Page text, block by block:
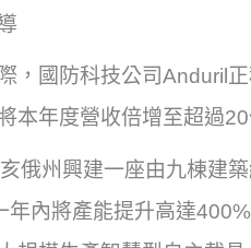
，國防科技公司Anduril
本年度營收倍增至超過20
俄州興建一座由九棟建築
年內將產能提升高達